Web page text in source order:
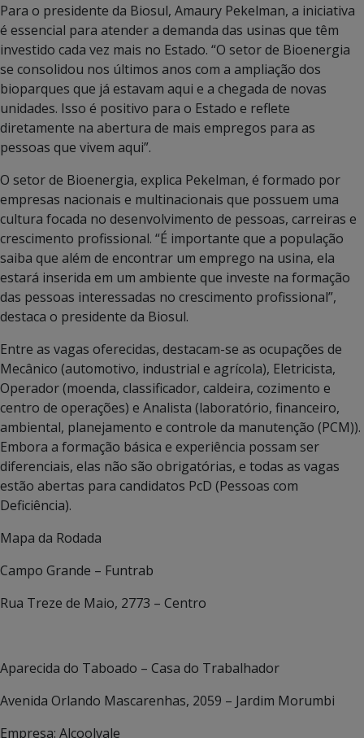
Para o presidente da Biosul, Amaury Pekelman, a iniciativa
é essencial para atender a demanda das usinas que têm
investido cada vez mais no Estado. “O setor de Bioenergia
se consolidou nos últimos anos com a ampliação dos
bioparques que já estavam aqui e a chegada de novas
unidades. Isso é positivo para o Estado e reflete
diretamente na abertura de mais empregos para as
pessoas que vivem aqui”.
O setor de Bioenergia, explica Pekelman, é formado por
empresas nacionais e multinacionais que possuem uma
cultura focada no desenvolvimento de pessoas, carreiras e
crescimento profissional. “É importante que a população
saiba que além de encontrar um emprego na usina, ela
estará inserida em um ambiente que investe na formação
das pessoas interessadas no crescimento profissional”,
destaca o presidente da Biosul.
Entre as vagas oferecidas, destacam-se as ocupações de
Mecânico (automotivo, industrial e agrícola), Eletricista,
Operador (moenda, classificador, caldeira, cozimento e
centro de operações) e Analista (laboratório, financeiro,
ambiental, planejamento e controle da manutenção (PCM)).
Embora a formação básica e experiência possam ser
diferenciais, elas não são obrigatórias, e todas as vagas
estão abertas para candidatos PcD (Pessoas com
Deficiência).
Mapa da Rodada
Campo Grande – Funtrab
Rua Treze de Maio, 2773 – Centro
Aparecida do Taboado – Casa do Trabalhador
Avenida Orlando Mascarenhas, 2059 – Jardim Morumbi
Empresa: Alcoolvale